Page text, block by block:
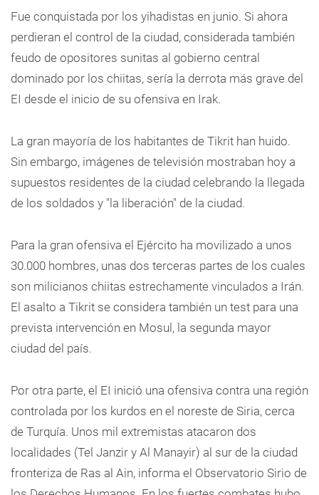
Fue conquistada por los yihadistas en junio. Si ahora
perdieran el control de la ciudad, considerada también
feudo de opositores sunitas al gobierno central
dominado por los chiitas, sería la derrota más grave del
EI desde el inicio de su ofensiva en Irak.
La gran mayoría de los habitantes de Tikrit han huido.
Sin embargo, imágenes de televisión mostraban hoy a
supuestos residentes de la ciudad celebrando la llegada
de los soldados y "la liberación" de la ciudad.
Para la gran ofensiva el Ejército ha movilizado a unos
30.000 hombres, unas dos terceras partes de los cuales
son milicianos chiitas estrechamente vinculados a Irán.
El asalto a Tikrit se considera también un test para una
prevista intervención en Mosul, la segunda mayor
ciudad del país.
Por otra parte, el EI inició una ofensiva contra una región
controlada por los kurdos en el noreste de Siria, cerca
de Turquía. Unos mil extremistas atacaron dos
localidades (Tel Janzir y Al Manayir) al sur de la ciudad
fronteriza de Ras al Ain, informa el Observatorio Sirio de